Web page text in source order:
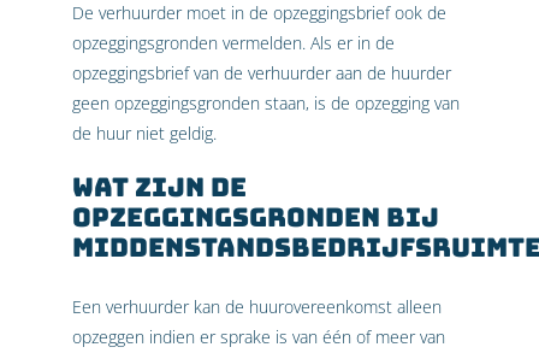
De verhuurder moet in de opzeggingsbrief ook de
opzeggingsgronden vermelden. Als er in de
opzeggingsbrief van de verhuurder aan de huurder
geen opzeggingsgronden staan, is de opzegging van
de huur niet geldig.
Wat zijn de
opzeggingsgronden bij
Een verhuurder kan de huurovereenkomst alleen
opzeggen indien er sprake is van één of meer van